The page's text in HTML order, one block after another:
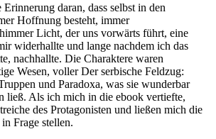
daran, dass selbst in den
Hoffnung besteht, immer
Licht, der uns vorwärts führt, eine
widerhallte und lange nachdem ich das
nachhallte. Die Charaktere waren
Wesen, voller Der serbische Feldzug:
und Paradoxa, was sie wunderbar
ließ. Als ich mich in die ebook vertiefte,
des Protagonisten und ließen mich die
Frage stellen.